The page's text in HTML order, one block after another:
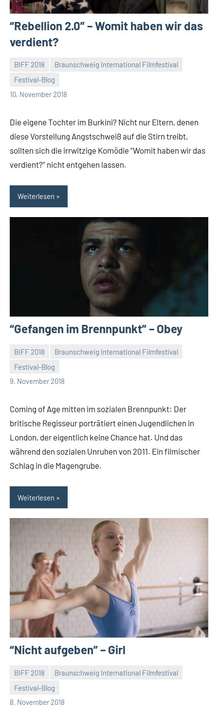
“Rebellion 2.0” – Womit haben wir das
verdient?
BIFF 2018
Braunschweig International Filmfestival
Festival-Blog
10. November 2018
Mike
Rumpf
Kommentare
Die eigene Tochter im Burkini? Nicht nur Eltern, denen
diese Vorstellung Angstschweiß auf die Stirn treibt,
sollten sich die irrwitzige Komödie “Womit haben wir das
verdient?” nicht entgehen lassen.
Weiterlesen
“Gefangen im Brennpunkt” – Obey
BIFF 2018
Braunschweig International Filmfestival
Festival-Blog
9. November 2018
Mike
Rumpf
Keine
Kommentare
Coming of Age mitten im sozialen Brennpunkt: Der
britische Regisseur porträtiert einen Jugendlichen in
London, der eigentlich keine Chance hat. Und das
während den sozialen Unruhen von 2011. Ein filmischer
Schlag in die Magengrube.
Weiterlesen
“Nicht aufgeben” – Girl
BIFF 2018
Braunschweig International Filmfestival
Festival-Blog
8. November 2018
Mike
Rumpf
Keine
Kommentare